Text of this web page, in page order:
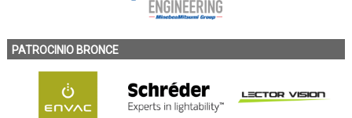
PATROCINIO BRONCE